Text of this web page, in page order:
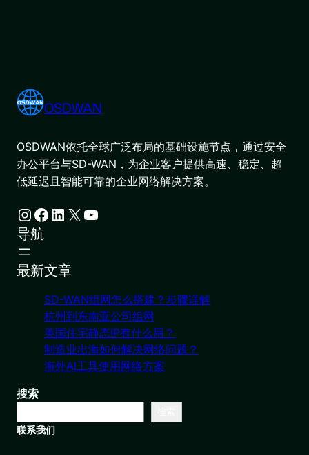
OSDWAN
OSDWAN依托全球广泛布局的基础设施节点，通过安全
办公平台与SD-WAN，为企业客户提供高速、稳定、超
低延迟且智能可靠的企业网络解决方案。
Instagram Facebook LinkedIn X YouTube
导航
最新文章
SD-WAN组网怎么搭建？步骤详解
杭州到东南亚公司组网
美国住宅静态IP有什么用？
制造业出海如何解决网络问题？
海外AI工具使用网络方案
搜索
联系我们